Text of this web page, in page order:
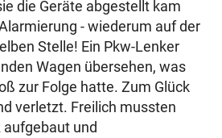
die Geräte abgestellt kam
- wiederum auf der
Stelle! Ein Pkw-Lenker
Wagen übersehen, was
zur Folge hatte. Zum Glück
verletzt. Freilich mussten
und